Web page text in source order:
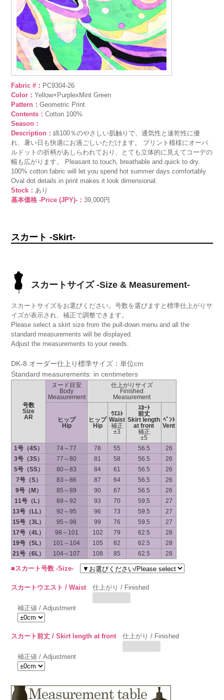
Fabric #： PC9304-26
Color：Yellow×PurplexMint Green
Pattern：Geometric Print
Contents：Cotton 100%
Season：
Description：綿100％のやさしい肌触りで、通気性と速乾性に優
れ、暑い日も快適にお過ごしいただけます。 プリント模様にオーバ
ルドットの折柄があしらわれており、とても立体的に見えてコーデの
幅も広がります。 Pleasant to touch, breathable and quick to dry.
100% cotton fabric will let you spend hot summer days comfortably.
Oval dot details in print makes it look dimensional.
Stock：あり
基本価格 -Price (JPY)-：39,000円
スカート -Skirt-
スカートサイズ -Size & Measurement-
スカートサイズをお選びください。号数を選びますと標準仕上がりサ
イズが表示され、補正で調整できます。
Please select a skirt size from the pull-down menu and all the
standard measurements will be displayed.
Adjust the measurements to your needs.
DK-8 オーダー仕上り標準サイズ：単位cm
Standard measurements: in centimeters
号数
Size
AR
ヌード目安
Body
Measurement
仕上がりサイズ
Finished
Measurement
ヒップ
Hip
ヒップ
Hip
ｳｴｽﾄ
Waist
補正
±3
ｽｶｰﾄ
前丈
Skirt length
at front
補正
±5
ﾍﾞﾝﾄ
Vent
1号（4S） 74～77 78 55 56.5
26
3号（3S）
77～80 81 58 56.5
26
5号（SS）
80～83 84 61 56.5
26
7号（S）
83～86 87 64 56.5
26
9号（M）
85～89 90 67 56.5
26
11号（L）
89～92 93 70 59.5
27
13号（LL）
92～95 96 73 59.5
27
15号（3L）
95～98 99 76 59.5
27
17号（4L）
98～101 102 79 62.5
28
19号（5L）
101～104 105 82 62.5
28
21号（6L）
104～107 108 85 62.5 28
■スカート号数 -Size-
スカートウエスト / Waist 仕上がり / Finished
補正値 / Adjustment
スカート前丈 / Skirt length at front 仕上がり / Finished
補正値 / Adjustment